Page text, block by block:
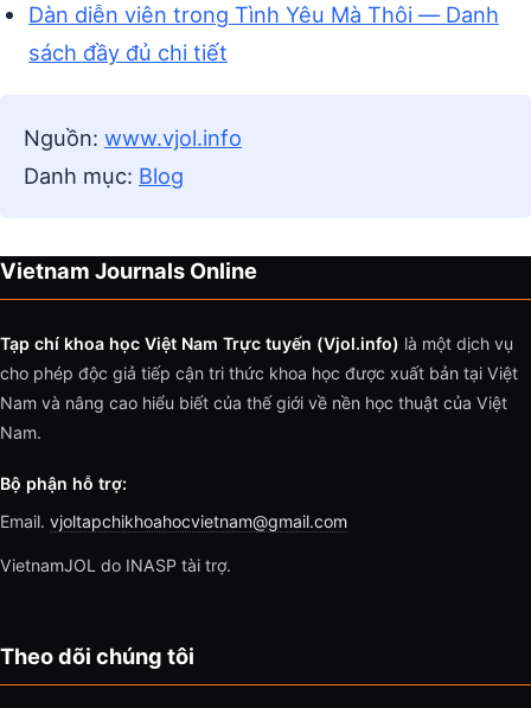
Dàn diễn viên trong Tình Yêu Mà Thôi — Danh
sách đầy đủ chi tiết
Nguồn: www.vjol.info
Danh mục: Blog
Vietnam Journals Online
Tạp chí khoa học Việt Nam Trực tuyến (Vjol.info) là một dịch vụ
cho phép độc giả tiếp cận tri thức khoa học được xuất bản tại Việt
Nam và nâng cao hiểu biết của thế giới về nền học thuật của Việt
Nam.
Bộ phận hỗ trợ:
Email. vjoltapchikhoahocvietnam@gmail.com
VietnamJOL do INASP tài trợ.
Theo dõi chúng tôi